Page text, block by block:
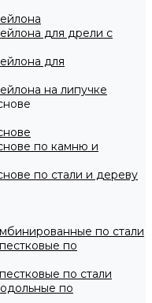
для дрели с
для
на липучке
по камню и
по стали и дереву
по стали
по
по стали
по